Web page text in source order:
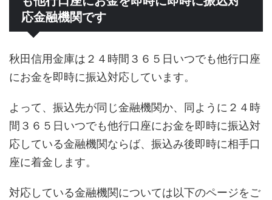
応金融機関です
秋田信用金庫は２４時間３６５日いつでも他行口座
にお金を即時に振込対応しています。
よって、振込先が同じ金融機関か、同ように２４時
間３６５日いつでも他行口座にお金を即時に振込対
応している金融機関ならば、振込み後即時に相手口
座に着金します。
対応している金融機関については以下のページをご